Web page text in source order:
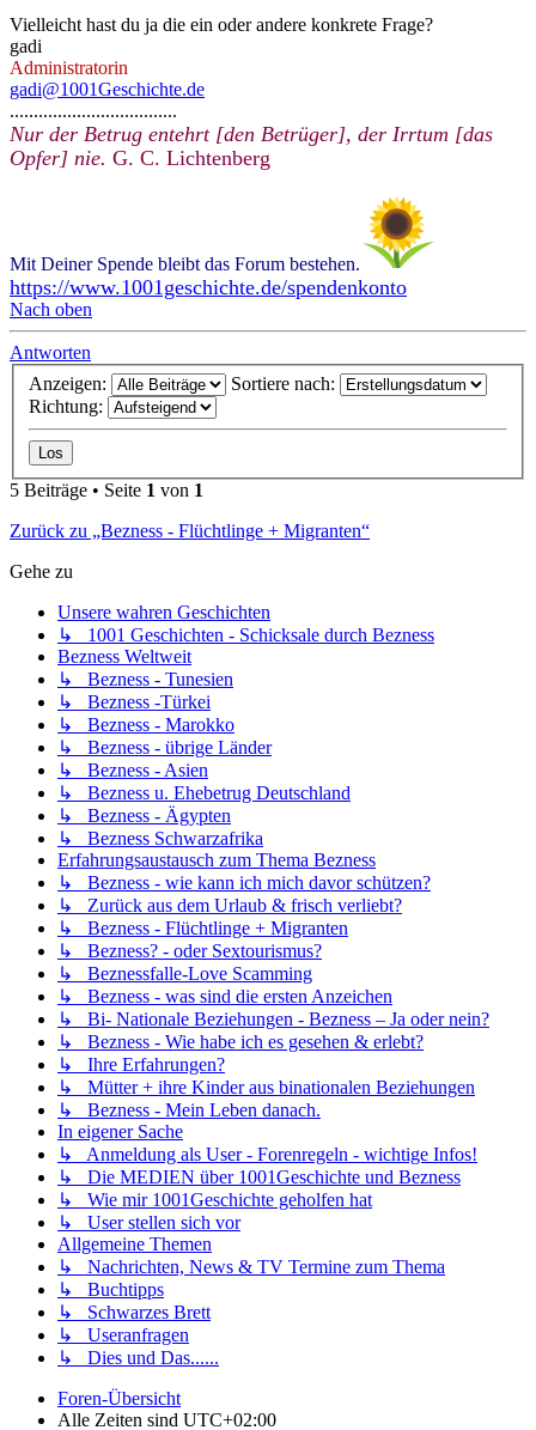
Vielleicht hast du ja die ein oder andere konkrete Frage?
gadi
Administratorin
gadi@1001Geschichte.de
...................................
Nur der Betrug entehrt [den Betrüger], der Irrtum [das
Opfer] nie. G. C. Lichtenberg
Mit Deiner Spende bleibt das Forum bestehen.
https://www.1001geschichte.de/spendenkonto
Nach oben
Antworten
Anzeigen:
Sortiere nach:
Richtung:
5 Beiträge • Seite 1 von 1
Zurück zu „Bezness - Flüchtlinge + Migranten“
Gehe zu
Unsere wahren Geschichten
↳ 1001 Geschichten - Schicksale durch Bezness
Bezness Weltweit
↳ Bezness - Tunesien
↳ Bezness -Türkei
↳ Bezness - Marokko
↳ Bezness - übrige Länder
↳ Bezness - Asien
↳ Bezness u. Ehebetrug Deutschland
↳ Bezness - Ägypten
↳ Bezness Schwarzafrika
Erfahrungsaustausch zum Thema Bezness
↳ Bezness - wie kann ich mich davor schützen?
↳ Zurück aus dem Urlaub & frisch verliebt?
↳ Bezness - Flüchtlinge + Migranten
↳ Bezness? - oder Sextourismus?
↳ Beznessfalle-Love Scamming
↳ Bezness - was sind die ersten Anzeichen
↳ Bi- Nationale Beziehungen - Bezness – Ja oder nein?
↳ Bezness - Wie habe ich es gesehen & erlebt?
↳ Ihre Erfahrungen?
↳ Mütter + ihre Kinder aus binationalen Beziehungen
↳ Bezness - Mein Leben danach.
In eigener Sache
↳ Anmeldung als User - Forenregeln - wichtige Infos!
↳ Die MEDIEN über 1001Geschichte und Bezness
↳ Wie mir 1001Geschichte geholfen hat
↳ User stellen sich vor
Allgemeine Themen
↳ Nachrichten, News & TV Termine zum Thema
↳ Buchtipps
↳ Schwarzes Brett
↳ Useranfragen
↳ Dies und Das......
Foren-Übersicht
Alle Zeiten sind UTC+02:00